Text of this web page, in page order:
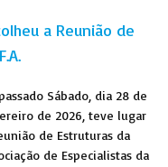
a Reunião de
Sábado, dia 28 de
de 2026, teve lugar
de Estruturas da
de Especialistas da